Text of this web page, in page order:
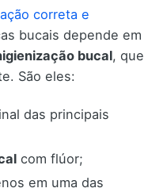
correta e
bucais depende em
bucal, que
São eles:
das principais
com flúor;
em uma das